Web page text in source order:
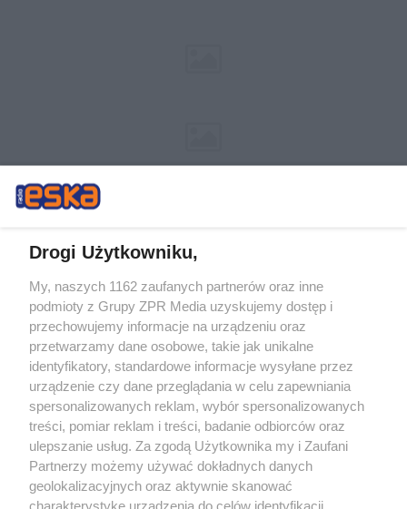
Żaden utwór zamieszczony w serwisie nie może być powielany i
rozpowszechniany lub dalej rozpowszechniany w jakikolwiek sposób (w
tym także elektroniczny lub mechaniczny) na jakimkolwiek polu
eksploatacji w jakiejkolwiek formie, włącznie z umieszczaniem w Internecie
bez pisemnej zgody właściciela praw. Jakiekolwiek użycie lub
wykorzystanie utworów w całości lub w części z naruszeniem prawa, tzn.
bez właściwej zgody, jest zabronione pod groźbą kary i może być ścigane
prawnie.
Drogi Użytkowniku,
My, naszych 1162 zaufanych partnerów oraz inne
podmioty z Grupy ZPR Media uzyskujemy dostęp i
przechowujemy informacje na urządzeniu oraz
przetwarzamy dane osobowe, takie jak unikalne
identyfikatory, standardowe informacje wysyłane przez
urządzenie czy dane przeglądania w celu zapewniania
spersonalizowanych reklam, wybór spersonalizowanych
treści, pomiar reklam i treści, badanie odbiorców oraz
ulepszanie usług. Za zgodą Użytkownika my i Zaufani
Partnerzy możemy używać dokładnych danych
geolokalizacyjnych oraz aktywnie skanować
charakterystykę urządzenia do celów identyfikacji.